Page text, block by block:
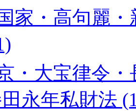
家・高句麗
・大宝律令
永年私財法